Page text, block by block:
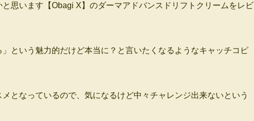
思います【Obagi X】のダーマアドバンスドリフトクリームをレビ
という魅力的だけど本当に？と言いたくなるようなキャッチコピ
となっているので、気になるけど中々チャレンジ出来ないという